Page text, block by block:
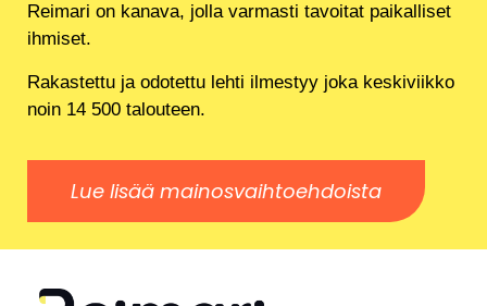
Reimari on kanava, jolla varmasti tavoitat paikalliset
ihmiset.
Rakastettu ja odotettu lehti ilmestyy joka keskiviikko
noin 14 500 talouteen.
Lue lisää mainosvaihtoehdoista